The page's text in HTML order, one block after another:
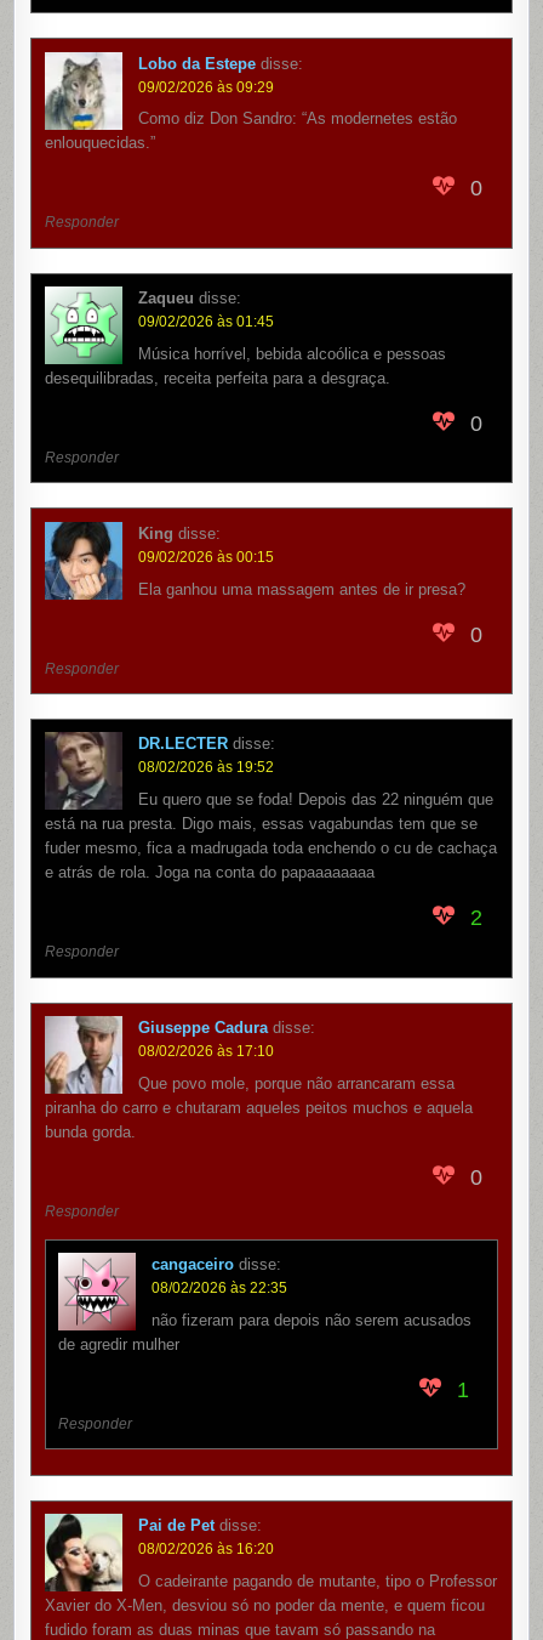
Lobo da Estepe disse:
09/02/2026 às 09:29
Como diz Don Sandro: “As modernetes estão
enlouquecidas.”
0
Responder
Zaqueu disse:
09/02/2026 às 01:45
Música horrível, bebida alcoólica e pessoas
desequilibradas, receita perfeita para a desgraça.
0
Responder
King disse:
09/02/2026 às 00:15
Ela ganhou uma massagem antes de ir presa?
0
Responder
DR.LECTER disse:
08/02/2026 às 19:52
Eu quero que se foda! Depois das 22 ninguém que
está na rua presta. Digo mais, essas vagabundas tem que se
fuder mesmo, fica a madrugada toda enchendo o cu de cachaça
e atrás de rola. Joga na conta do papaaaaaaaa
2
Responder
Giuseppe Cadura disse:
08/02/2026 às 17:10
Que povo mole, porque não arrancaram essa
piranha do carro e chutaram aqueles peitos muchos e aquela
bunda gorda.
0
Responder
cangaceiro disse:
08/02/2026 às 22:35
não fizeram para depois não serem acusados
de agredir mulher
1
Responder
Pai de Pet disse:
08/02/2026 às 16:20
O cadeirante pagando de mutante, tipo o Professor
Xavier do X-Men, desviou só no poder da mente, e quem ficou
fudido foram as duas minas que tavam só passando na